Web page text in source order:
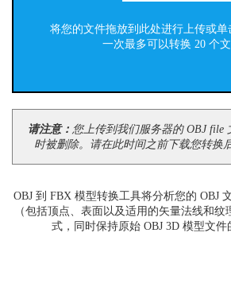
将您的文件拖放到此处进行上传或单
一次最多可以转换 20 个文
请注意： 您上传到我们服务器的 OBJ file
时被删除。请在此时间之前下载您转换
OBJ 到 FBX 模型转换工具将分析您的 OBJ
（包括顶点、表面以及适用的矢量法线和
式，同时保持原始 OBJ 3D 模型文件